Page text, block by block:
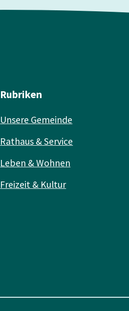
Rubriken
Unsere Gemeinde
Rathaus & Service
Leben & Wohnen
Freizeit & Kultur